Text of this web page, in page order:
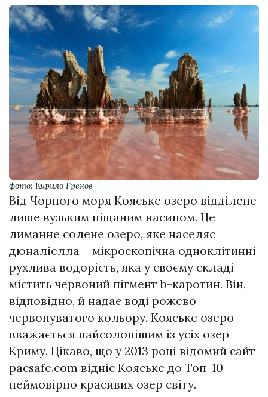
фото: Кирило Греков
Від Чорного моря Кояське озеро відділене
лише вузьким піщаним насипом. Це
лиманне солене озеро, яке населяє
дюналіелла – мікроскопічна одноклітинні
рухлива водорість, яка у своєму складі
містить червоний пігмент b-каротин. Він,
відповідно, й надає воді рожево-
червонуватого кольору. Кояське озеро
вважається найсолонішим із усіх озер
Криму. Цікаво, що у 2013 році відомий сайт
pacsafe.com відніс Кояське до Топ-10
неймовірно красивих озер світу.